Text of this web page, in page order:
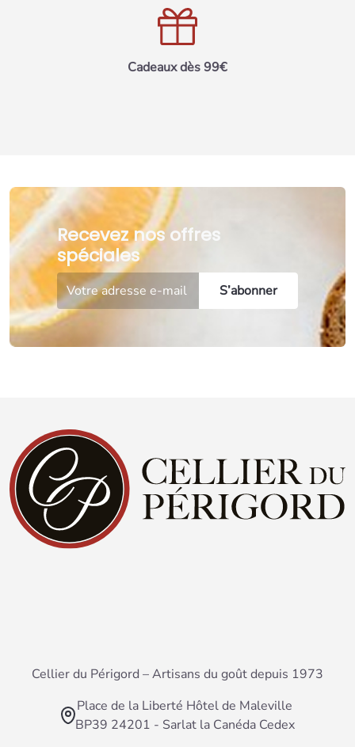
Cadeaux dès 99€
Recevez nos offres
spéciales
Cellier du Périgord – Artisans du goût depuis 1973
Place de la Liberté Hôtel de Maleville
BP39 24201 - Sarlat la Canéda Cedex